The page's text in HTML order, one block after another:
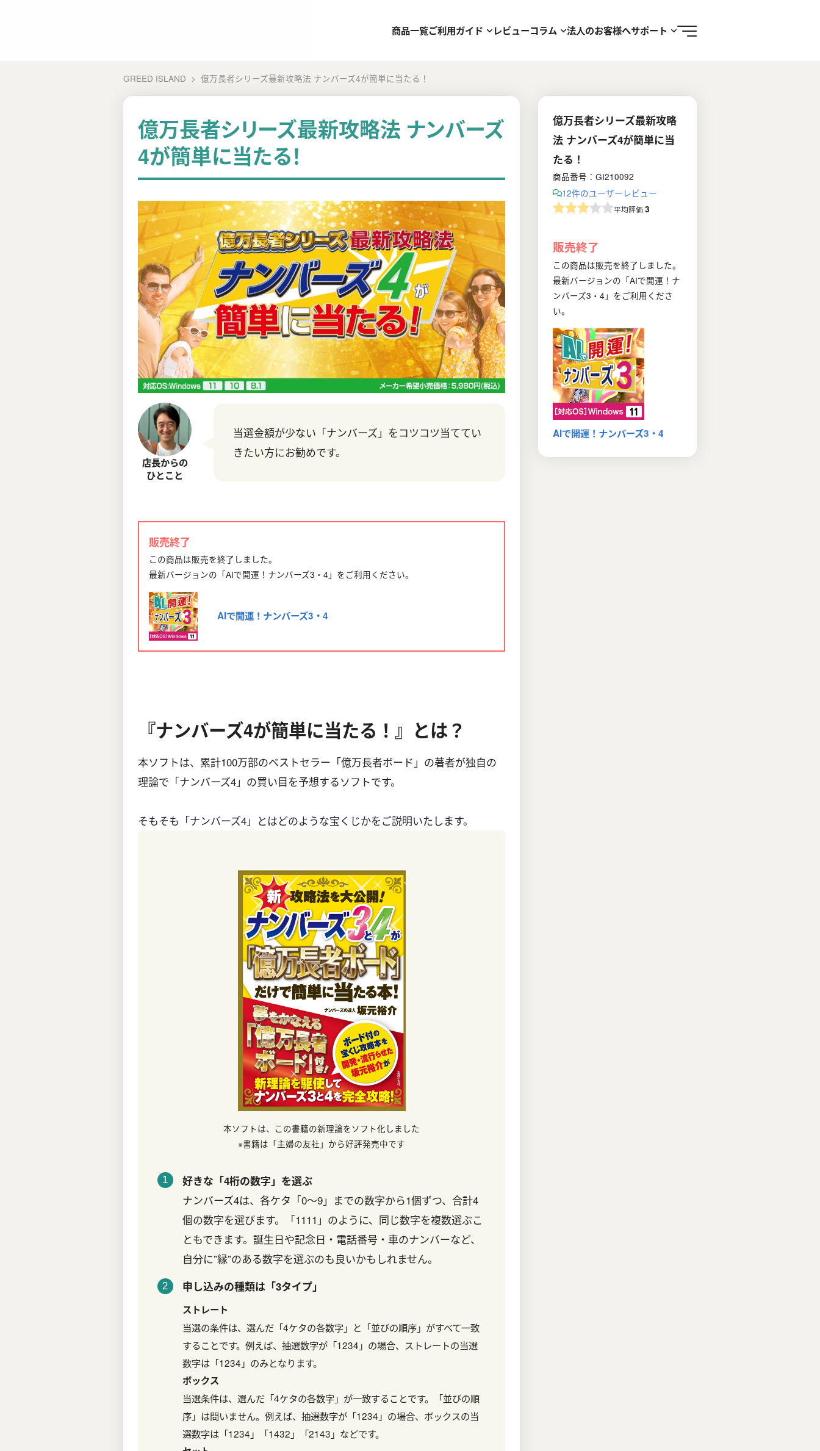
商品一覧ご利用ガイド レビューコラム 法人のお客様へサポート
GREED ISLAND 億万長者シリーズ最新攻略法 ナンバーズ4が簡単に当たる！
億万長者シリーズ最新攻略法 ナンバーズ
4が簡単に当たる！
店長からの
ひとこと
当選金額が少ない「ナンバーズ」をコツコツ当ててい
きたい方にお勧めです。
販売終了
この商品は販売を終了しました。
最新バージョンの「AIで開運！ナンバーズ3・4」をご利用ください。
AIで開運！ナンバーズ3・4
『ナンバーズ4が簡単に当たる！』とは？
本ソフトは、累計100万部のベストセラー「億万長者ボード」の著者が独自の
理論で「ナンバーズ4」の買い目を予想するソフトです。
そもそも「ナンバーズ4」とはどのような宝くじかをご説明いたします。
本ソフトは、この書籍の新理論をソフト化しました
※書籍は「主婦の友社」から好評発売中です
好きな「4桁の数字」を選ぶ
ナンバーズ4は、各ケタ「0～9」までの数字から1個ずつ、合計4
個の数字を選びます。「1111」のように、同じ数字を複数選ぶこ
ともできます。誕生日や記念日・電話番号・車のナンバーなど、
自分に”縁”のある数字を選ぶのも良いかもしれません。
申し込みの種類は「3タイプ」
ストレート
当選の条件は、選んだ「4ケタの各数字」と「並びの順序」がすべて一致
することです。例えば、抽選数字が「1234」の場合、ストレートの当選
数字は「1234」のみとなります。
ボックス
当選条件は、選んだ「4ケタの各数字」が一致することです。「並びの順
序」は問いません。例えば、抽選数字が「1234」の場合、ボックスの当
選数字は「1234」「1432」「2143」などです。
億万長者シリーズ最新攻略
法 ナンバーズ4が簡単に当
たる！
商品番号：GI210092
12件のユーザーレビュー
平均評価3
販売終了
この商品は販売を終了しました。
最新バージョンの「AIで開運！ナ
ンバーズ3・4」をご利用くださ
い。
AIで開運！ナンバーズ3・4